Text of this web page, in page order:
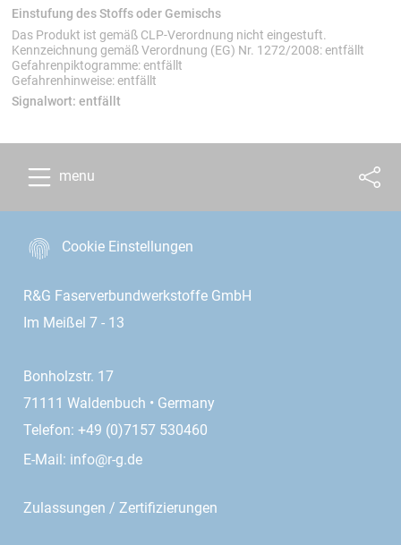
Einstufung des Stoffs oder Gemischs
Das Produkt ist gemäß CLP-Verordnung nicht eingestuft.
Kennzeichnung gemäß Verordnung (EG) Nr. 1272/2008: entfällt
Gefahrenpiktogramme: entfällt
Gefahrenhinweise: entfällt
Signalwort: entfällt
menu
Cookie Einstellungen
R&G Faserverbundwerkstoffe GmbH
Im Meißel 7 - 13
Bonholzstr. 17
71111 Waldenbuch • Germany
Telefon: +49 (0)7157 530460
E-Mail: info@r-g.de
Zulassungen / Zertifizierungen